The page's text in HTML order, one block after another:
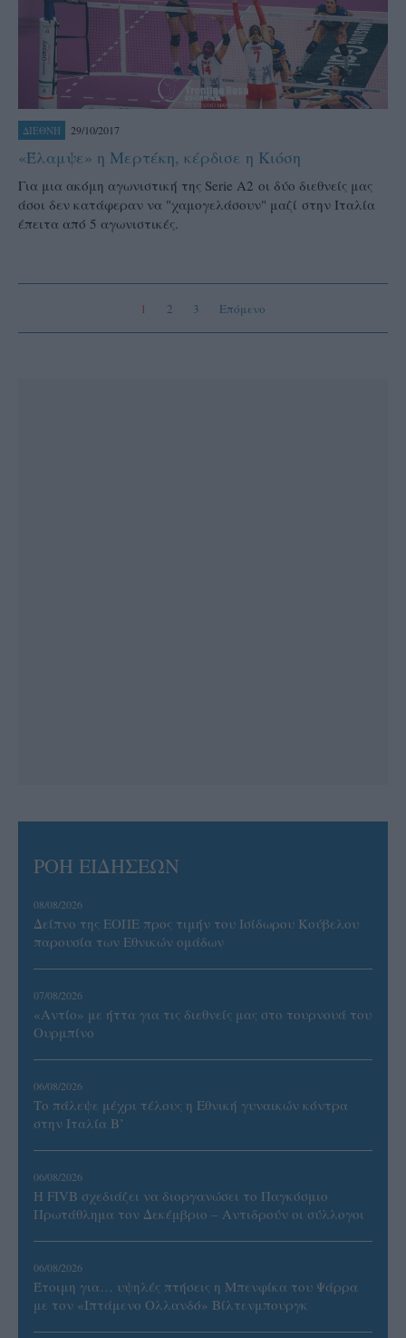
ΔΙΕΘΝΗ 29/10/2017
«Έλαμψε» η Μερτέκη, κέρδισε η Κιόση
Για μια ακόμη αγωνιστική της Serie A2 οι δύο διεθνείς μας
άσοι δεν κατάφεραν να "χαμογελάσουν" μαζί στην Ιταλία
έπειτα από 5 αγωνιστικές.
1 2 3 Επόμενο
ΡΟΗ ΕΙΔΗΣΕΩΝ
08/08/2026
Δείπνο της ΕΟΠΕ προς τιμήν του Ισίδωρου Κούβελου
παρουσία των Εθνικών ομάδων
07/08/2026
«Αντίο» με ήττα για τις διεθνείς μας στο τουρνουά του
Ουρμπίνο
06/08/2026
Το πάλεψε μέχρι τέλους η Εθνική γυναικών κόντρα
στην Ιταλία Β’
06/08/2026
Η FIVB σχεδιάζει να διοργανώσει το Παγκόσμιο
Πρωτάθλημα τον Δεκέμβριο – Αντιδρούν οι σύλλογοι
06/08/2026
Έτοιμη για… υψηλές πτήσεις η Μπενφίκα του Ψάρρα
με τον «Ιπτάμενο Ολλανδό» Βίλτενμπουργκ